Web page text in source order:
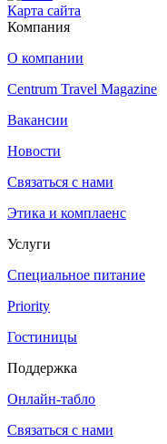
Карта сайта
Компания
О компании
Centrum Travel Magazine
Вакансии
Новости
Связаться с нами
Этика и комплаенс
Услуги
Специальное питание
Priority
Гостиницы
Поддержка
Онлайн-табло
Связаться с нами